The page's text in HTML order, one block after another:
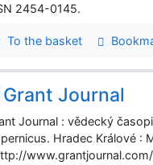
2454-0145.
To the basket
Grant Journal
Journal : vědecký
Hradec Králové :